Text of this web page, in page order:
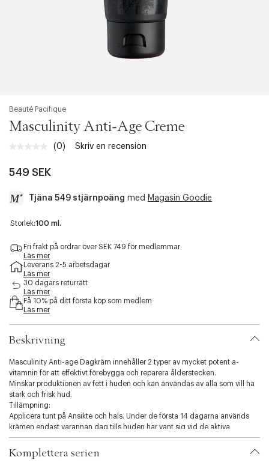
Beauté Pacifique
Masculinity Anti-Age Creme
Inget
sida.
(0) Skriv en recension
549 SEK
Tjäna 549 stjärnpoäng med Magasin Goodie
a
c
s
b
i
t
.
v
a
r
i
a
t
i
o
Storlek:100 ml.
Fri frakt på ordrar över SEK 749 för medlemmar
Läs mer
Leverans 2-5 arbetsdagar
Läs mer
30 dagars returrätt
Läs mer
Få 10% på ditt första köp som medlem
Läs mer
Beskrivning
Masculinity Anti-age Dagkräm innehåller 2 typer av mycket potent a-
vitamnin för att effektivt förebygga och reparera ålderstecken.
Minskar produktionen av fett i huden och kan användas av alla som vill ha
stark och frisk hud.
Tillämpning:
Applicera tunt på Ansikte och hals. Under de första 14 dagarna används
krämen endast varannan dag tills huden har vant sig vid de aktiva
ingredienserna.
Komplettera serien